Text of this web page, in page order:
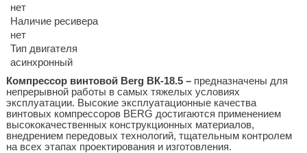
нет
Наличие ресивера
нет
Тип двигателя
асинхронный
Компрессор винтовой Berg ВК-18.5 –предназначены для
непрерывной работы в самых тяжелых условиях
эксплуатации. Высокие эксплуатационные качества
винтовых компрессоров BERG достигаются применением
высококачественных конструкционных материалов,
внедрением передовых технологий, тщательным контролем
на всех этапах проектирования и изготовления.